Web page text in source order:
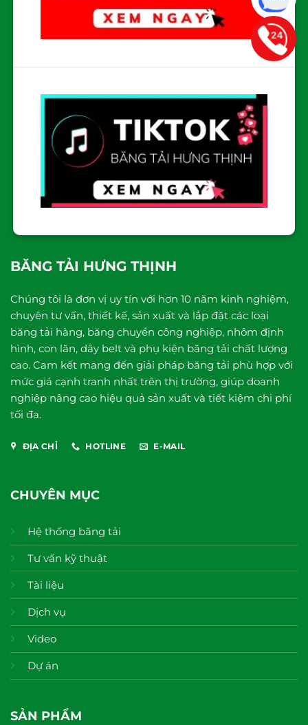
BĂNG TẢI HƯNG THỊNH
Chúng tôi là đơn vị uy tín với hơn 10 năm kinh nghiệm,
chuyên tư vấn, thiết kế, sản xuất và lắp đặt các loại
băng tải hàng, băng chuyền công nghiệp, nhôm định
hình, con lăn, dây belt và phụ kiện băng tải chất lượng
cao. Cam kết mang đến giải pháp băng tải phù hợp với
mức giá cạnh tranh nhất trên thị trường, giúp doanh
nghiệp nâng cao hiệu quả sản xuất và tiết kiệm chi phí
tối đa.
ĐỊA CHỈ HOTLINE E-MAIL
CHUYÊN MỤC
Hệ thống băng tải
Tư vấn kỹ thuật
Tài liệu
Dịch vụ
Video
Dự án
SẢN PHẨM